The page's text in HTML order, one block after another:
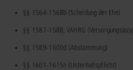
§§ 1564-1568b (Scheidung der Ehe)
§§ 1587-1588; VAHRG
§§ 1589-1600d (Abstammung)
§§ 1601-1615n (Unterhaltspflicht)